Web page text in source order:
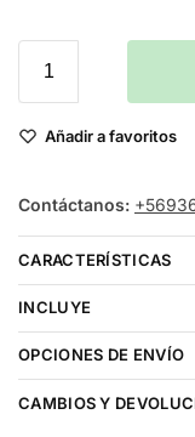
Añadir a favoritos
Contáctanos:
CARACTERÍSTICAS
INCLUYE
OPCIONES DE ENVÍO
CAMBIOS Y